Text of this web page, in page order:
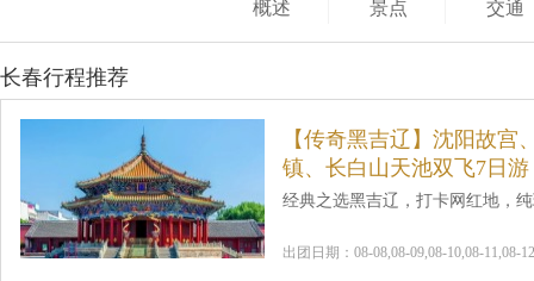
概述 景点 交通
长春行程推荐
【传奇黑吉辽】沈阳故
镇、长白山天池双飞7日游
经典之选黑吉辽，打卡网红地，
出团日期：08-08,08-09,08-10,08-11,08-